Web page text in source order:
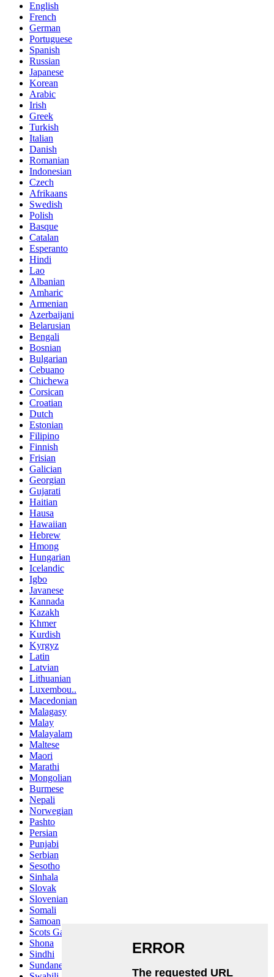
English
French
German
Portuguese
Spanish
Russian
Japanese
Korean
Arabic
Irish
Greek
Turkish
Italian
Danish
Romanian
Indonesian
Czech
Afrikaans
Swedish
Polish
Basque
Catalan
Esperanto
Hindi
Lao
Albanian
Amharic
Armenian
Azerbaijani
Belarusian
Bengali
Bosnian
Bulgarian
Cebuano
Chichewa
Corsican
Croatian
Dutch
Estonian
Filipino
Finnish
Frisian
Galician
Georgian
Gujarati
Haitian
Hausa
Hawaiian
Hebrew
Hmong
Hungarian
Icelandic
Igbo
Javanese
Kannada
Kazakh
Khmer
Kurdish
Kyrgyz
Latin
Latvian
Lithuanian
Luxembou..
Macedonian
Malagasy
Malay
Malayalam
Maltese
Maori
Marathi
Mongolian
Burmese
Nepali
Norwegian
Pashto
Persian
Punjabi
Serbian
Sesotho
Sinhala
Slovak
Slovenian
Somali
Samoan
Scots Gaelic
Shona
Sindhi
Sundanese